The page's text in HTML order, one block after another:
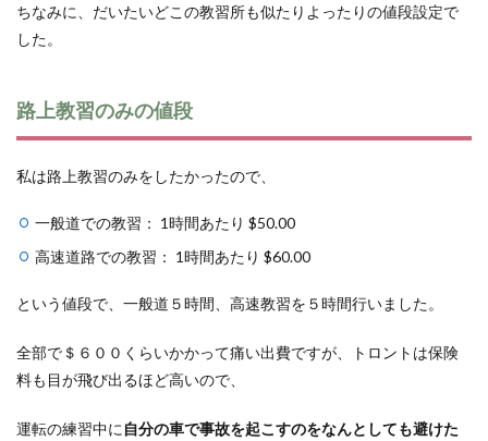
ちなみに、だいたいどこの教習所も似たりよったりの値段設定で
した。
路上教習のみの値段
私は路上教習のみをしたかったので、
一般道での教習： 1時間あたり $50.00
高速道路での教習： 1時間あたり $60.00
という値段で、一般道５時間、高速教習を５時間行いました。
全部で＄６００くらいかかって痛い出費ですが、トロントは保険
料も目が飛び出るほど高いので、
運転の練習中に 自分の車で事故を起こすのをなんとしても避けた